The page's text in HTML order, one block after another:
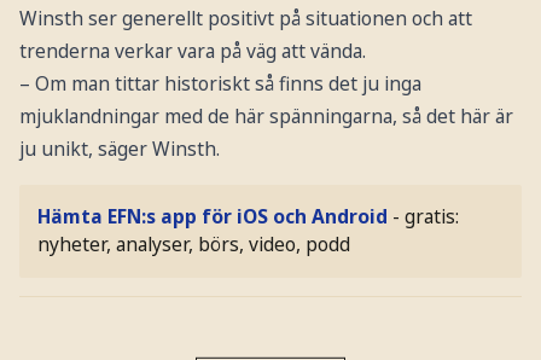
Winsth ser generellt positivt på situationen och att
trenderna verkar vara på väg att vända.
– Om man tittar historiskt så finns det ju inga
mjuklandningar med de här spänningarna, så det här är
ju unikt, säger Winsth.
Hämta EFN:s app för iOS och Android - gratis:
nyheter, analyser, börs, video, podd